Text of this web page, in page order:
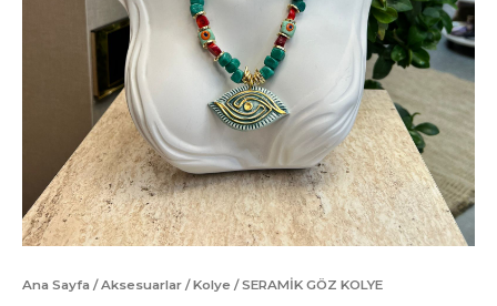
Ana Sayfa /Aksesuarlar /Kolye / SERAMİK GÖZ KOLYE